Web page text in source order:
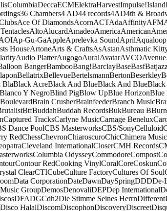
ColumbiaDeccaECMElektraHarvestImpulse!Island
36 Chambers4 AD44 records4AD4th &
Ace Of DiamondsAcornACTAdaAffinityAFM
AltoAlucardAmadeoAmericaAmerican
Ap-Gu-GaAppleAprelevka SoundApril
HouseArtoneArts & CraftsAsAstanAsthmatic
Audio PlatterAugogoAuralAvatarAVCOAvenue
BangerBambooBang!BarclayBaseBasf
BellatrixBellevueBertelsmannBertonBeserkley
BlaBlack AcreBlack And BlueBlack And BlueBlack
Blanco Y NegroBlind PigBlow UpBlue HorizonBlue
BoulevardBrain CrusherBrainfeederBranch Music
BtfBuddahBuddah RecordsBukBureau B
Captured TracksCarlyne MusicCarnage Benelux
Dance PoolCBS MasterworksCBS/SonyCelluloid
RedChessChevronChiaroscuroChicChimera Music
Cleveland InternationalCloserCMH Records
Columbia OdysseyCommodoreCompost
Contour RedCooking VinylCoralCoreCoskun
ClearCTICubeCulture FactoryCultures Of Soul
Data CorporationDateDawnDaySpringDDDDe-
GroupDemosDenovaliDEPDep International
DFADGCdh2Die Stimme Seines HerrnDifferent
Disco HalalDiscomDiscophonDiscoveryDiscreet